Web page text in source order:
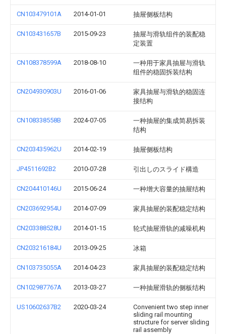
CN103479101A 2014-01-01 抽屉侧板结构
CN103431657B 2015-09-23
抽屉与滑轨组件的装配稳
定装置
CN108378599A 2018-08-10
一种用于家具抽屉与滑轨
组件的稳固拆装结构
CN204930903U 2016-01-06
家具抽屉与滑轨的稳固连
接结构
CN108338558B 2024-07-05
一种抽屉的集成简易拆装
结构
CN203435962U 2014-02-19 抽屉侧板结构
JP4511692B2 2010-07-28 引出しのスライド構造
CN204410146U 2015-06-24 一种增大容量的抽屉结构
CN203692954U 2014-07-09 家具抽屉的装配稳定结构
CN203388528U 2014-01-15 轮式抽屉滑轨的减噪机构
CN203216184U 2013-09-25 冰箱
CN103735055A 2014-04-23 家具抽屉的装配稳定结构
CN102987767A 2013-03-27 一种抽屉滑轨的侧板结构
US10602637B2 2020-03-24
Convenient two step inner
sliding rail mounting
structure for server sliding
rail assembly